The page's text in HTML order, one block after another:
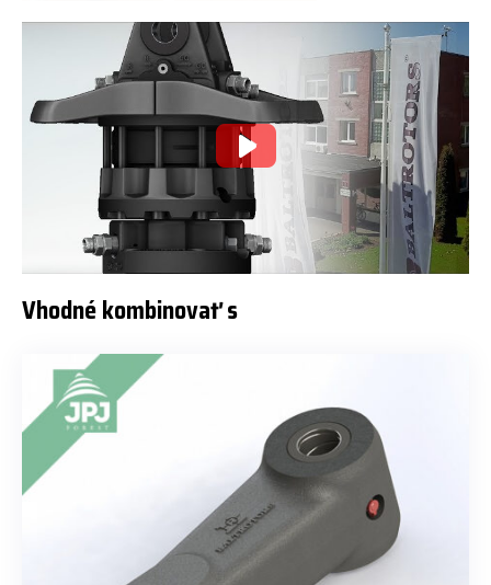
Vhodné kombinovať s